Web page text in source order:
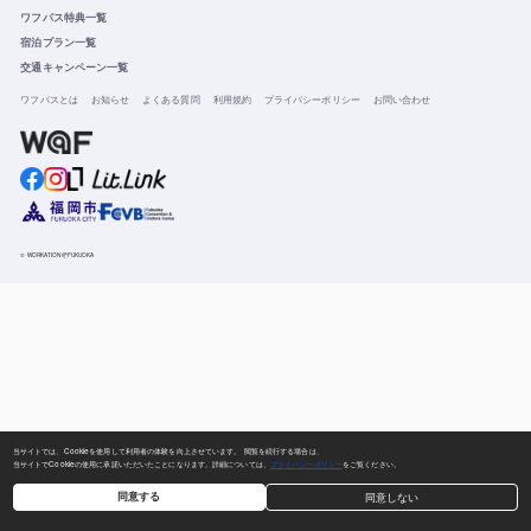
当サイトでは、Cookieを使用して利用者の体験を向上させています。 閲覧を続行する場合は、
当サイトでCookieの使用に承諾いただいたことになります。詳細については、 プライバシーポリシーをご覧ください。
同意する 同意しない
ワフパス特典一覧
宿泊プラン一覧
交通キャンペーン一覧
ワフパスとは お知らせ よくある質問 利用規約 プライバシーポリシー お問い合わせ
© WORKATION@FUKUOKA
無料会員登録・ログイン